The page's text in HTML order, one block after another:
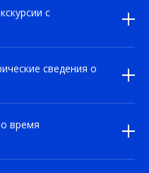
с
сведения о
время